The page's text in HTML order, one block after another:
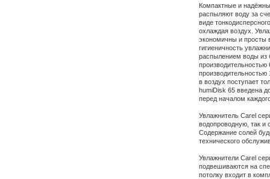
Компактные и
распыляют воду за
виде
охлаждая воздух.
экономичны и просты
гигиеничность
распылением воды из
производительностью
в воздух поступает
humiDisk 65 введена
перед началом
Увлажнитель Carel
водопроводную, так и
Содержание солей
технического
Увлажнители Carel
подвешиваются на
потолку входит в